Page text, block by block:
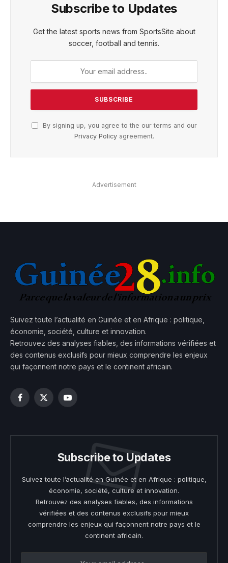
Subscribe to Updates
Get the latest sports news from SportsSite about
soccer, football and tennis.
By signing up, you agree to the our terms and our
Privacy Policyagreement.
Advertisement
Suivez toute l’actualité en Guinée et en Afrique : politique,
économie, société, culture et innovation.
Retrouvez des analyses fiables, des informations vérifiées et
des contenus exclusifs pour mieux comprendre les enjeux
qui façonnent notre pays et le continent africain.
Facebook
X
YouTube
Subscribe to Updates
Suivez toute l’actualité en Guinée et en Afrique : politique,
économie, société, culture et innovation.
Retrouvez des analyses fiables, des informations
vérifiées et des contenus exclusifs pour mieux
comprendre les enjeux qui façonnent notre pays et le
continent africain.